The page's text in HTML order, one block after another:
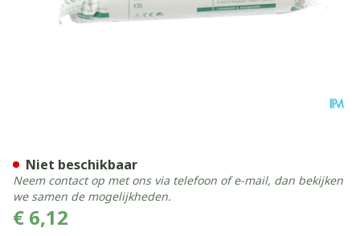
€ 6,12
Niet beschikbaar
Neem contact op met ons via telefoon of e-mail, dan bekijken
we samen de mogelijkheden.